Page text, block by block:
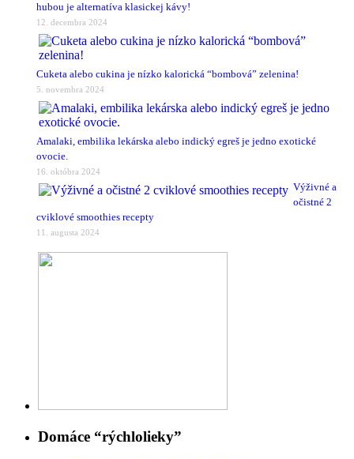
hubou je alternatíva klasickej kávy!
12. decembra 2024
Cuketa alebo cukina je nízko kalorická “bombová” zelenina!
5. novembra 2024
Amalaki, embilika lekárska alebo indický egreš je jedno exotické
ovocie.
16. októbra 2024
Výživné a
očistné 2
cviklové smoothies recepty
11. augusta 2024
Domáce “rýchlolieky”